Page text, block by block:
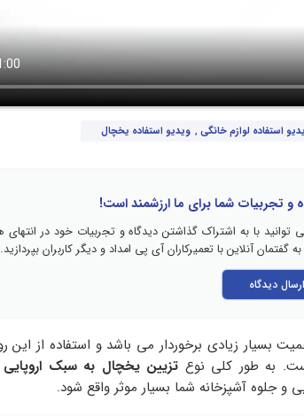
استفاده لوازم خانگی , ویدیو استفاده یخچال
و تجربیات شما برای ما ارزشمند است!
توانید با به اشتراک گذاشتن دیدگاه و تجربیات خود در
گفتمان آنلاین با تعمیرکاران آی پی امداد و دیگر کاربران بپردازید.
ارسال دیدگاه
بسیار زیادی برخوردار می باشد و استفاده از
به طور کلی نوع تزیین یخچال به سبک
و جلوه آشپزخانه شما بسیار موثر واقع شود.